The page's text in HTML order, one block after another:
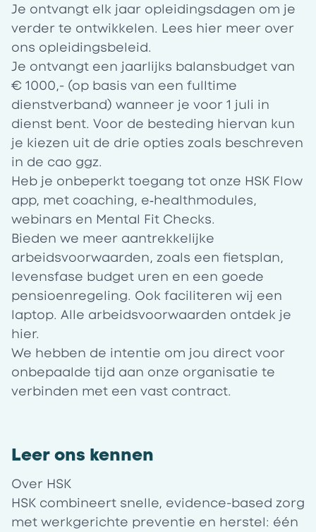
Je ontvangt elk jaar opleidingsdagen om je
verder te ontwikkelen. Lees hier meer over
ons opleidingsbeleid.
Je ontvangt een jaarlijks balansbudget van
€ 1000,- (op basis van een fulltime
dienstverband) wanneer je voor 1 juli in
dienst bent. Voor de besteding hiervan kun
je kiezen uit de drie opties zoals beschreven
in de cao ggz.
Heb je onbeperkt toegang tot onze HSK Flow
app, met coaching, e‑healthmodules,
webinars en Mental Fit Checks.
Bieden we meer aantrekkelijke
arbeidsvoorwaarden, zoals een fietsplan,
levensfase budget uren en een goede
pensioenregeling. Ook faciliteren wij een
laptop. Alle arbeidsvoorwaarden ontdek je
hier.
We hebben de intentie om jou direct voor
onbepaalde tijd aan onze organisatie te
verbinden met een vast contract.
Leer ons kennen
Over HSK
HSK combineert snelle, evidence-based zorg
met werkgerichte preventie en herstel: één